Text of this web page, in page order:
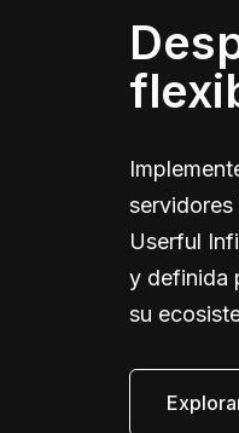
servidores
Userful
y definida
su